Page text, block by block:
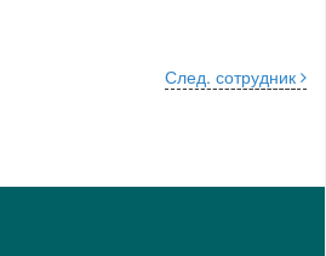
След. сотрудник